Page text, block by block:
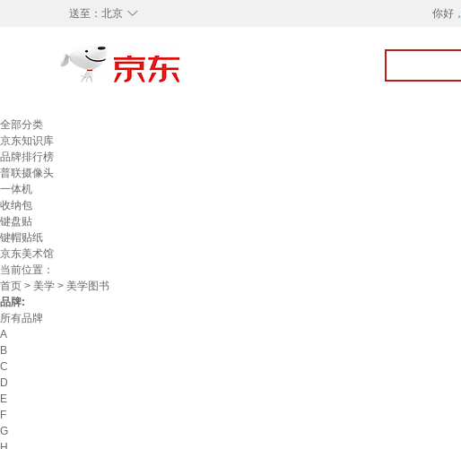
◇
送至： 北京 你好，
全部分类
京东知识库
品牌排行榜
普联摄像头
一体机
收纳包
键盘贴
键帽贴纸
京东美术馆
当前位置：
首页 > 美学 > 美学图书
品牌:
所有品牌
A
B
C
D
E
F
G